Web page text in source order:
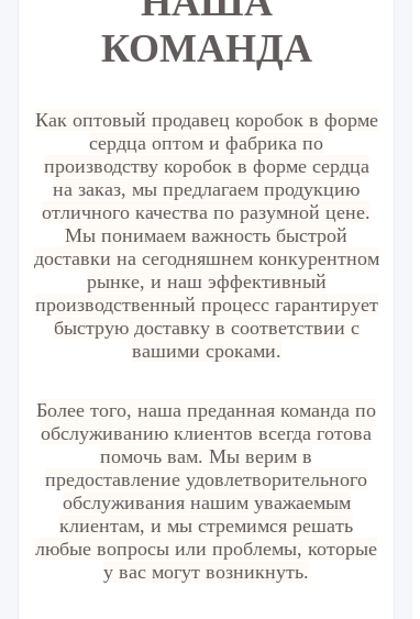
КОМАНДА
Как оптовый продавец коробок в форме
сердца оптом и фабрика по
производству коробок в форме сердца
на заказ, мы предлагаем продукцию
отличного качества по разумной цене.
Мы понимаем важность быстрой
доставки на сегодняшнем конкурентном
рынке, и наш эффективный
производственный процесс гарантирует
быструю доставку в соответствии с
вашими сроками.
Более того, наша преданная команда по
обслуживанию клиентов всегда готова
помочь вам. Мы верим в
предоставление удовлетворительного
обслуживания нашим уважаемым
клиентам, и мы стремимся решать
любые вопросы или проблемы, которые
у вас могут возникнуть.